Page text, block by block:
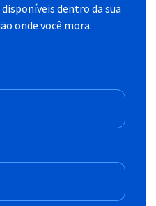
dentro da sua
onde você mora.